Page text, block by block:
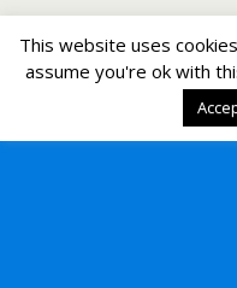
Dispositivo
All content
This website uses
assume you're ok with